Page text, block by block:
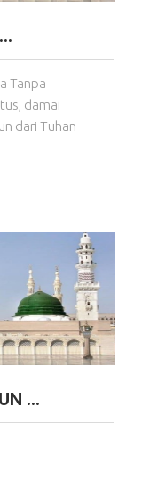
Tanpa
damai
dari Tuhan
...